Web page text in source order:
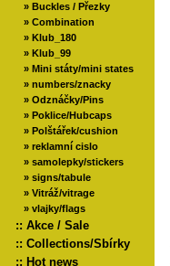
» Buckles / Přezky
» Combination
» Klub_180
» Klub_99
» Mini státy/mini states
» numbers/znacky
» Odznáčky/Pins
» Poklice/Hubcaps
» Polštářek/cushion
» reklamní cislo
» samolepky/stickers
» signs/tabule
» Vitráž/vitrage
» vlajky/flags
:: Akce / Sale
:: Collections/Sbírky
:: Hot news